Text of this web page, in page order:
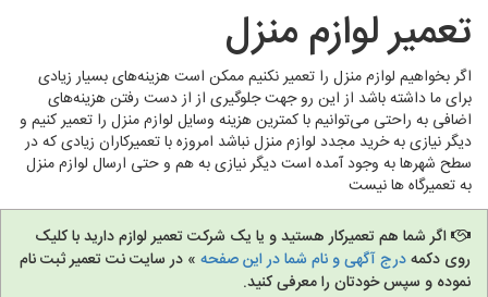
تعمیر لوازم منزل
اگر بخواهیم لوازم منزل را تعمیر نکنیم ممکن است هزینه‌های بسیار زیادی
برای ما داشته باشد از این رو جهت جلوگیری از از دست رفتن هزینه‌های
اضافی به راحتی می‌توانیم با کمترین هزینه وسایل لوازم منزل را تعمیر کنیم و
دیگر نیازی به خرید مجدد لوازم منزل نباشد امروزه با تعمیرکاران زیادی که در
سطح شهرها به وجود آمده است دیگر نیازی به هم و حتی ارسال لوازم منزل
به تعمیرگاه ها نیست
اگر شما هم تعمیرکار هستید و یا یک شرکت تعمیر لوازم دارید با کلیک
روی دکمهدرج آگهی و نام شما در این صفحه » در سایت نت تعمیر ثبت نام
نموده و سپس خودتان را معرفی کنید.